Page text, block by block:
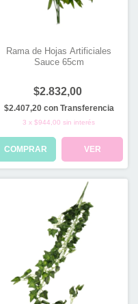
Rama de Hojas Artificiales
Sauce 65cm
$2.832,00
$2.407,20 con Transferencia
3 x$944,00 sin interés
COMPRAR VER